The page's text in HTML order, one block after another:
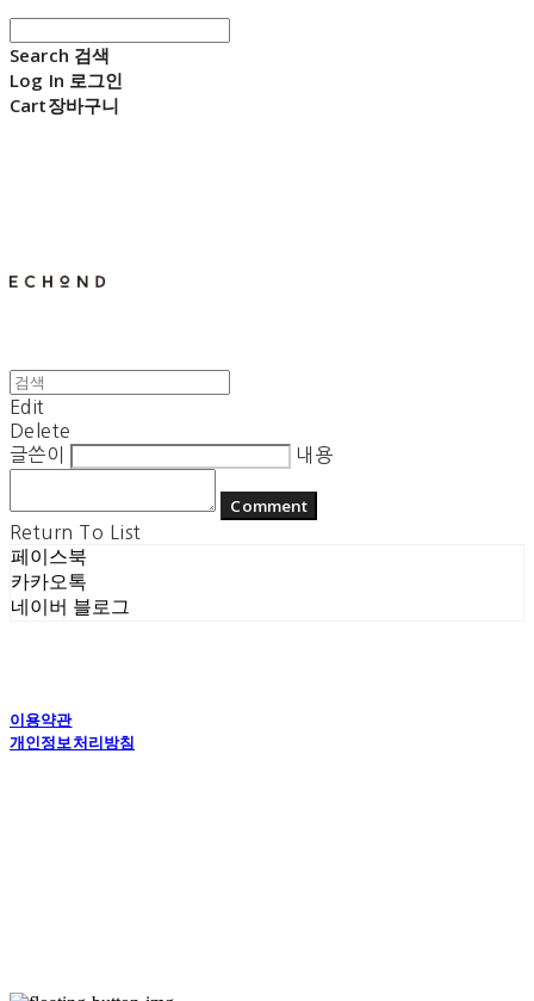
Search 검색
Log In 로그인
Cart장바구니
Edit
Delete
글쓴이
내용
Comment
Return To List
페이스북
카카오톡
네이버 블로그
이용약관
개인정보처리방침